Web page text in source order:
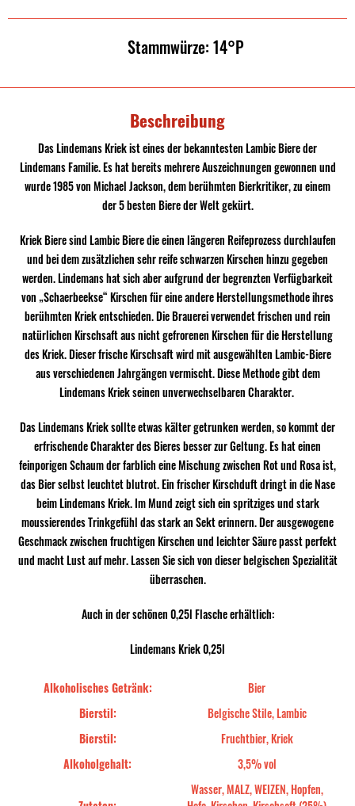
Stammwürze: 14°P
Beschreibung
Das Lindemans Kriek ist eines der bekanntesten Lambic Biere der
Lindemans Familie. Es hat bereits mehrere Auszeichnungen gewonnen und
wurde 1985 von Michael Jackson, dem berühmten Bierkritiker, zu einem
der 5 besten Biere der Welt gekürt.
Kriek Biere sind Lambic Biere die einen längeren Reifeprozess durchlaufen
und bei dem zusätzlichen sehr reife schwarzen Kirschen hinzu gegeben
werden. Lindemans hat sich aber aufgrund der begrenzten Verfügbarkeit
von „Schaerbeekse“ Kirschen für eine andere Herstellungsmethode ihres
berühmten Kriek entschieden. Die Brauerei verwendet frischen und rein
natürlichen Kirschsaft aus nicht gefrorenen Kirschen für die Herstellung
des Kriek. Dieser frische Kirschsaft wird mit ausgewählten Lambic-Biere
aus verschiedenen Jahrgängen vermischt. Diese Methode gibt dem
Lindemans Kriek seinen unverwechselbaren Charakter.
Das Lindemans Kriek sollte etwas kälter getrunken werden, so kommt der
erfrischende Charakter des Bieres besser zur Geltung. Es hat einen
feinporigen Schaum der farblich eine Mischung zwischen Rot und Rosa ist,
das Bier selbst leuchtet blutrot. Ein frischer Kirschduft dringt in die Nase
beim Lindemans Kriek. Im Mund zeigt sich ein spritziges und stark
moussierendes Trinkgefühl das stark an Sekt erinnern. Der ausgewogene
Geschmack zwischen fruchtigen Kirschen und leichter Säure passt perfekt
und macht Lust auf mehr. Lassen Sie sich von dieser belgischen Spezialität
überraschen.
Auch in der schönen 0,25l Flasche erhältlich:
Lindemans Kriek 0,25l
Alkoholisches Getränk:
Bier
Bierstil:
Belgische Stile, Lambic
Bierstil:
Fruchtbier, Kriek
Alkoholgehalt:
3,5% vol
Wasser, MALZ, WEIZEN, Hopfen,